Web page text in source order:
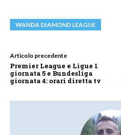
WANDA DIAMOND LEAGUE
Articolo precedente
Premier League e Ligue 1
giornata 5 e Bundesliga
giornata 4: orari diretta tv